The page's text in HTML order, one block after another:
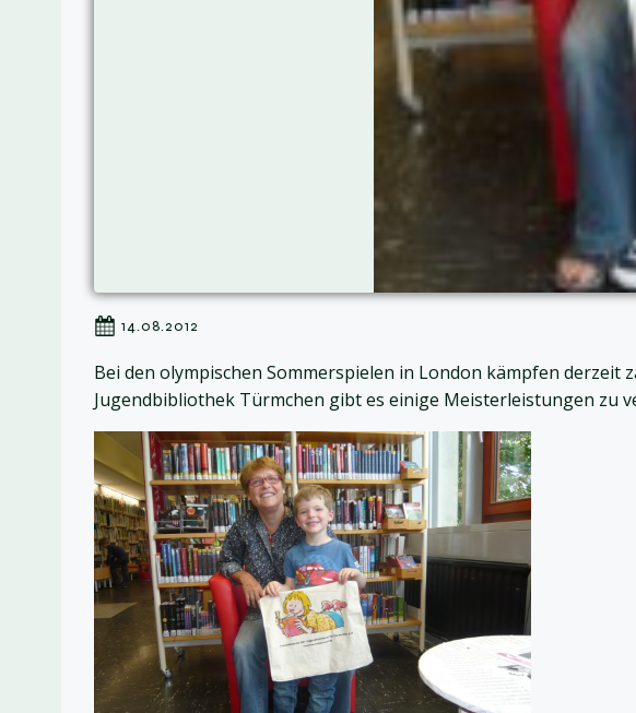
14.08.2012
Bei den olympischen Sommerspielen in London kämpfen derzeit
Jugendbibliothek Türmchen gibt es einige Meisterleistungen zu